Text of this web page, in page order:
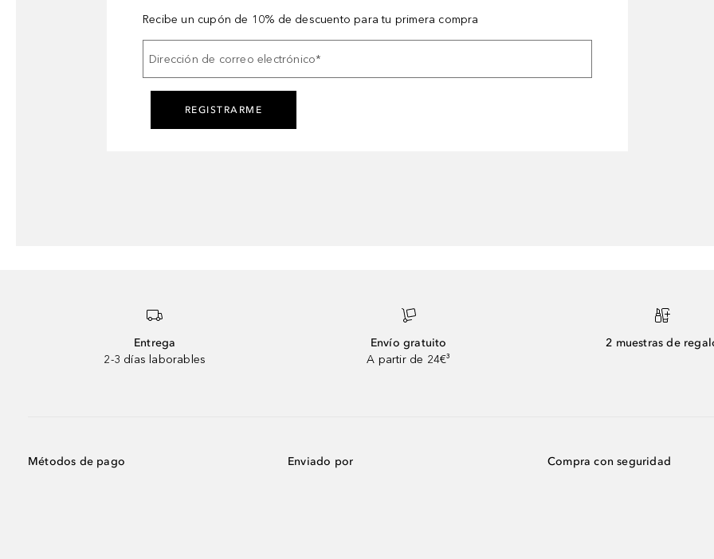
Recibe un cupón de 10% de descuento para tu primera compra
Dirección de correo electrónico*
REGISTRARME
Entrega
2-3 días laborables
Envío gratuito
A partir de 24€³
2 muestras de
Métodos de pago Enviado por Compra con seguridad